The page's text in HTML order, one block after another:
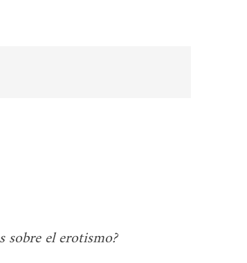
sobre el erotismo?